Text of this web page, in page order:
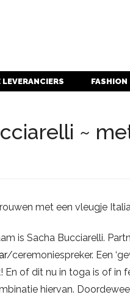
LEVERANCIERS
~
met een vleugje
is Sacha Bucciarelli.
/ceremoniespreker. Een
En of dit nu in toga is of in
hiervan.